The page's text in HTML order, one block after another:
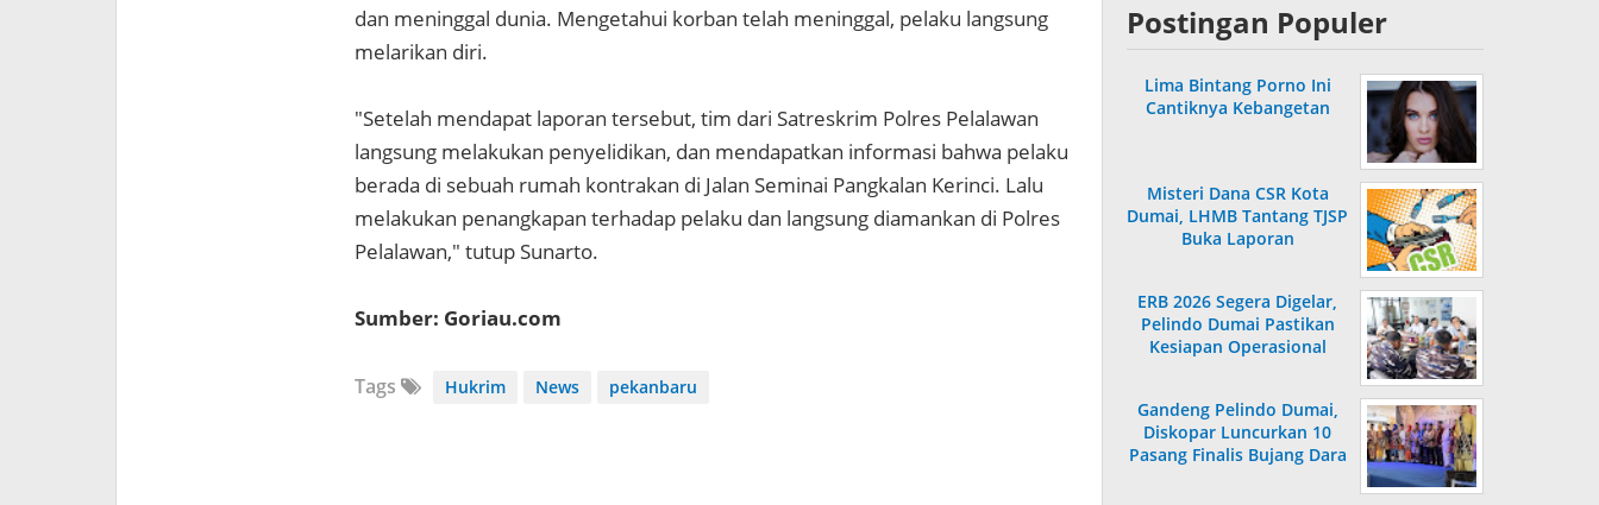
dan meninggal dunia. Mengetahui korban telah meninggal, pelaku langsung
melarikan diri.
"Setelah mendapat laporan tersebut, tim dari Satreskrim Polres Pelalawan
langsung melakukan penyelidikan, dan mendapatkan informasi bahwa pelaku
berada di sebuah rumah kontrakan di Jalan Seminai Pangkalan Kerinci. Lalu
melakukan penangkapan terhadap pelaku dan langsung diamankan di Polres
Pelalawan," tutup Sunarto.
Sumber: Goriau.com
Tags Hukrim News pekanbaru
Postingan Populer
Lima Bintang Porno Ini
Cantiknya Kebangetan
Misteri Dana CSR Kota
Dumai, LHMB Tantang TJSP
Buka Laporan
ERB 2026 Segera Digelar,
Pelindo Dumai Pastikan
Kesiapan Operasional
Gandeng Pelindo Dumai,
Diskopar Luncurkan 10
Pasang Finalis Bujang Dara